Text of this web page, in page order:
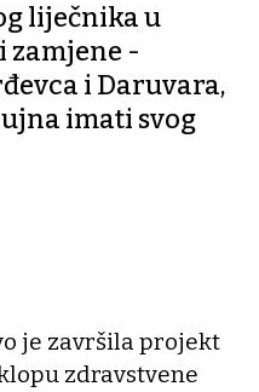
liječnika u
zamjene -
i Daruvara,
imati svog
je završila projekt
zdravstvene